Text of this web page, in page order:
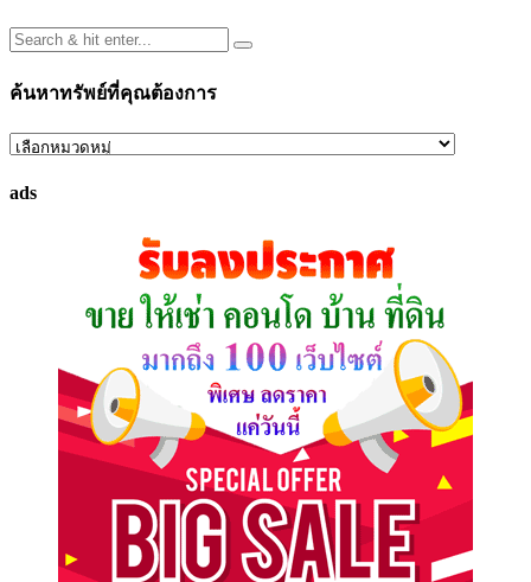
ค้นหาทรัพย์ที่คุณต้องการ
ค้นหา
ที่
ads